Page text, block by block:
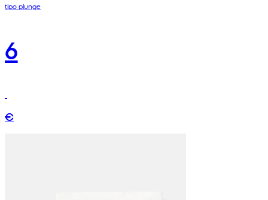
tipo plunge
6
€